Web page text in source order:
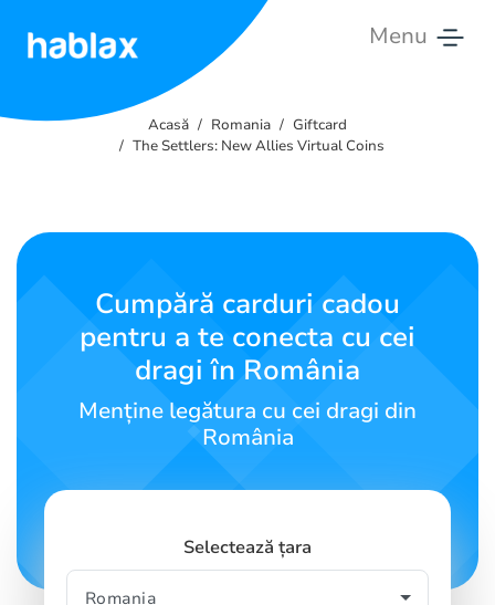
Menu
ne
Română
Acasă Romania
Giftcard
The Settlers: New Allies Virtual Coins
Cumpără carduri cadou
pentru a te conecta cu cei
dragi în România
Menține legătura cu cei dragi din
România
Selectează țara